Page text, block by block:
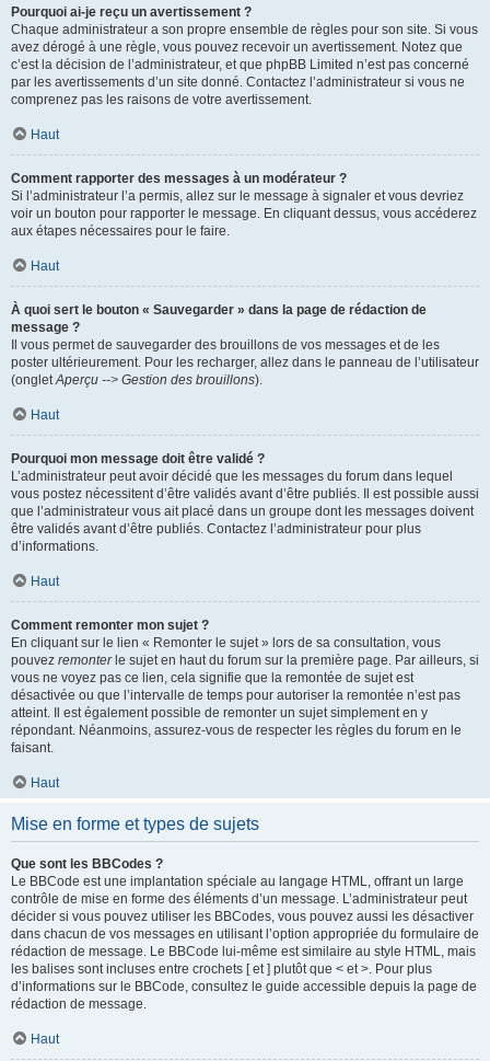
Pourquoi ai-je reçu un avertissement ?
Chaque administrateur a son propre ensemble de règles pour son site. Si vous
avez dérogé à une règle, vous pouvez recevoir un avertissement. Notez que
c’est la décision de l’administrateur, et que phpBB Limited n’est pas concerné
par les avertissements d’un site donné. Contactez l’administrateur si vous ne
comprenez pas les raisons de votre avertissement.
Haut
Comment rapporter des messages à un modérateur ?
Si l’administrateur l’a permis, allez sur le message à signaler et vous devriez
voir un bouton pour rapporter le message. En cliquant dessus, vous accéderez
aux étapes nécessaires pour le faire.
Haut
À quoi sert le bouton « Sauvegarder » dans la page de rédaction de
message ?
Il vous permet de sauvegarder des brouillons de vos messages et de les
poster ultérieurement. Pour les recharger, allez dans le panneau de l’utilisateur
(ongletAperçu --> Gestion des brouillons).
Haut
Pourquoi mon message doit être validé ?
L’administrateur peut avoir décidé que les messages du forum dans lequel
vous postez nécessitent d’être validés avant d’être publiés. Il est possible aussi
que l’administrateur vous ait placé dans un groupe dont les messages doivent
être validés avant d’être publiés. Contactez l’administrateur pour plus
d’informations.
Haut
Comment remonter mon sujet ?
En cliquant sur le lien « Remonter le sujet » lors de sa consultation, vous
pouvez remonterle sujet en haut du forum sur la première page. Par ailleurs, si
vous ne voyez pas ce lien, cela signifie que la remontée de sujet est
désactivée ou que l’intervalle de temps pour autoriser la remontée n’est pas
atteint. Il est également possible de remonter un sujet simplement en y
répondant. Néanmoins, assurez-vous de respecter les règles du forum en le
faisant.
Haut
Mise en forme et types de sujets
Que sont les BBCodes ?
Le BBCode est une implantation spéciale au langage HTML, offrant un large
contrôle de mise en forme des éléments d’un message. L’administrateur peut
décider si vous pouvez utiliser les BBCodes, vous pouvez aussi les désactiver
dans chacun de vos messages en utilisant l’option appropriée du formulaire de
rédaction de message. Le BBCode lui-même est similaire au style HTML, mais
les balises sont incluses entre crochets [ et ] plutôt que < et >. Pour plus
d’informations sur le BBCode, consultez le guide accessible depuis la page de
rédaction de message.
Haut